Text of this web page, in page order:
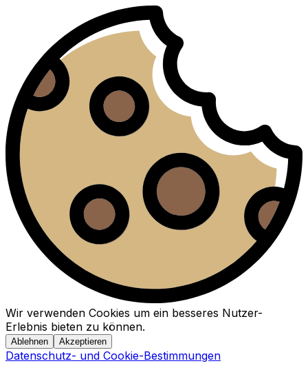
Wir verwenden Cookies um ein besseres Nutzer-
Erlebnis bieten zu können.
Ablehnen Akzeptieren
Datenschutz- und Cookie-Bestimmungen